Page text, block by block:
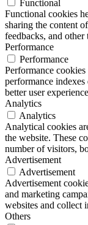
Functional
Functional cookies
sharing the content
feedbacks, and
Performance
Performance
Performance
performance
better user
Analytics
Analytics
Analytical cookies
the website. These
number of visitors,
Advertisement
Advertisement
Advertisement
and marketing
websites and collect
Others